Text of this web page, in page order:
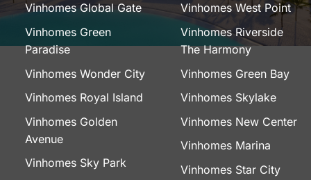
Vinhomes Global Gate
Vinhomes Green
Paradise
Vinhomes Wonder City
Vinhomes Royal Island
Vinhomes Golden
Avenue
Vinhomes Sky Park
Vinhomes West Point
Vinhomes Riverside
The Harmony
Vinhomes Green Bay
Vinhomes Skylake
Vinhomes New Center
Vinhomes Marina
Vinhomes Star City